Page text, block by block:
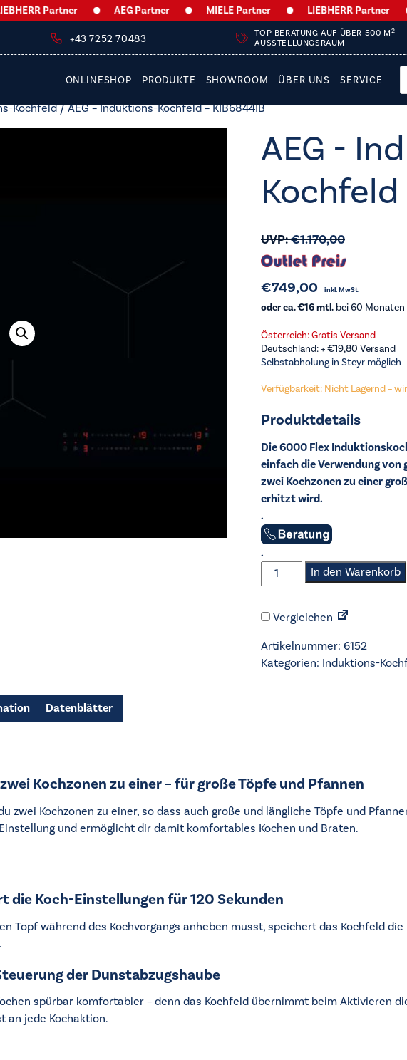
Partner AEG Partner MIELE Partner LIEBHERR Partner
+43 7252 70483 TOP BERATUNG AUF ÜBER 500 M2
AUSSTELLUNGSRAUM
ONLINESHOP PRODUKTE SHOWROOM ÜBER UNS SERVICE
Kochfeld/ AEG – Induktions-Kochfeld – KIB6844IB
AEG -
Kochfeld
UVP:€1.170,00
€749,00 inkl. MwSt.
oder ca. €16 mtl.bei 60 Monaten
Österreich: Gratis Versand
Deutschland: +€19,80 Versand
Selbstabholung in Steyr möglich
Verfügbarkeit: Nicht Lagernd –
Produktdetails
Die 6000 Flex
einfach die Verwendung von
zwei Kochzonen zu einer
erhitzt wird.
.
.
AEG
-
Kochfeld
KIB6844IB
Menge
In den Warenkorb
Vergleichen
Artikelnummer: 6152
Kategorien: Induktions-
Datenblätter
Kochzonen zu einer – für große Töpfe und Pfannen
zwei Kochzonen zu einer, so dass auch große und längliche Töpfe und
und ermöglicht dir damit komfortables Kochen und Braten.
die Koch-Einstellungen für 120 Sekunden
Topf während des Kochvorgangs anheben musst, speichert das Kochfeld
der Dunstabzugshaube
spürbar komfortabler – denn das Kochfeld übernimmt beim Aktivieren
an jede Kochaktion.